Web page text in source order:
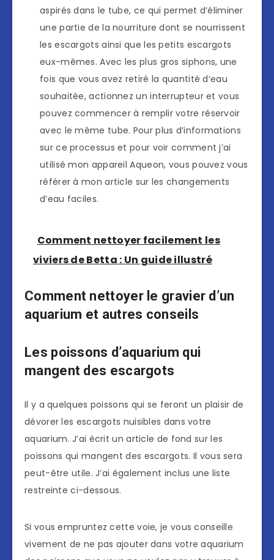
aspirés dans le tube, ce qui permet d’éliminer
une partie de la nourriture dont se nourrissent
les escargots ainsi que les petits escargots
eux-mêmes. Avec les plus gros siphons, une
fois que vous avez retiré la quantité d’eau
souhaitée, actionnez un interrupteur et vous
pouvez commencer à remplir votre réservoir
avec le même tube. Pour plus d’informations
sur ce processus et pour voir comment j’ai
utilisé mon appareil Aqueon, vous pouvez vous
référer à mon article sur les changements
d’eau faciles.
Comment nettoyer facilement les
viviers de Betta : Un guide illustré
Comment nettoyer le gravier d’un
aquarium et autres conseils
Les poissons d’aquarium qui
mangent des escargots
Il y a quelques poissons qui se feront un plaisir de
dévorer les escargots nuisibles dans votre
aquarium. J’ai écrit un article de fond sur les
poissons qui mangent des escargots. Il vous sera
peut-être utile. J’ai également inclus une liste
restreinte ci-dessous.
Si vous empruntez cette voie, je vous conseille
vivement de ne pas ajouter dans votre aquarium